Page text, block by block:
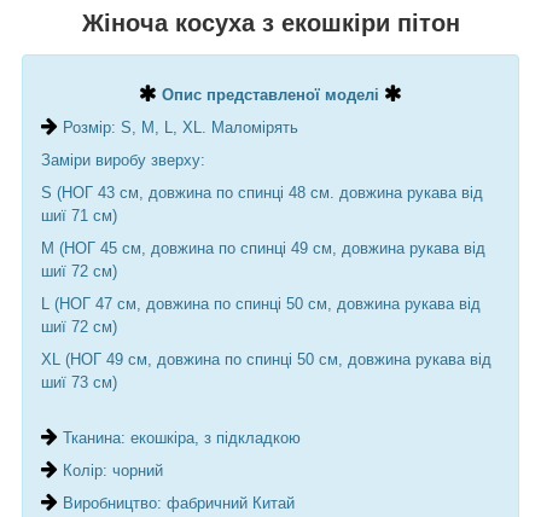
Жіноча косуха з екошкіри пітон
Опис представленої моделі
Розмір: S, М, L, XL. Маломірять
Заміри виробу зверху:
S (НОГ 43 см, довжина по спинці 48 см. довжина рукава від
шиї 71 см)
М (НОГ 45 см, довжина по спинці 49 см, довжина рукава від
шиї 72 см)
L (НОГ 47 см, довжина по спинці 50 см, довжина рукава від
шиї 72 см)
XL (НОГ 49 см, довжина по спинці 50 см, довжина рукава від
шиї 73 см)
Тканина: екошкіра, з підкладкою
Колір: чорний
Виробництво: фабричний Китай